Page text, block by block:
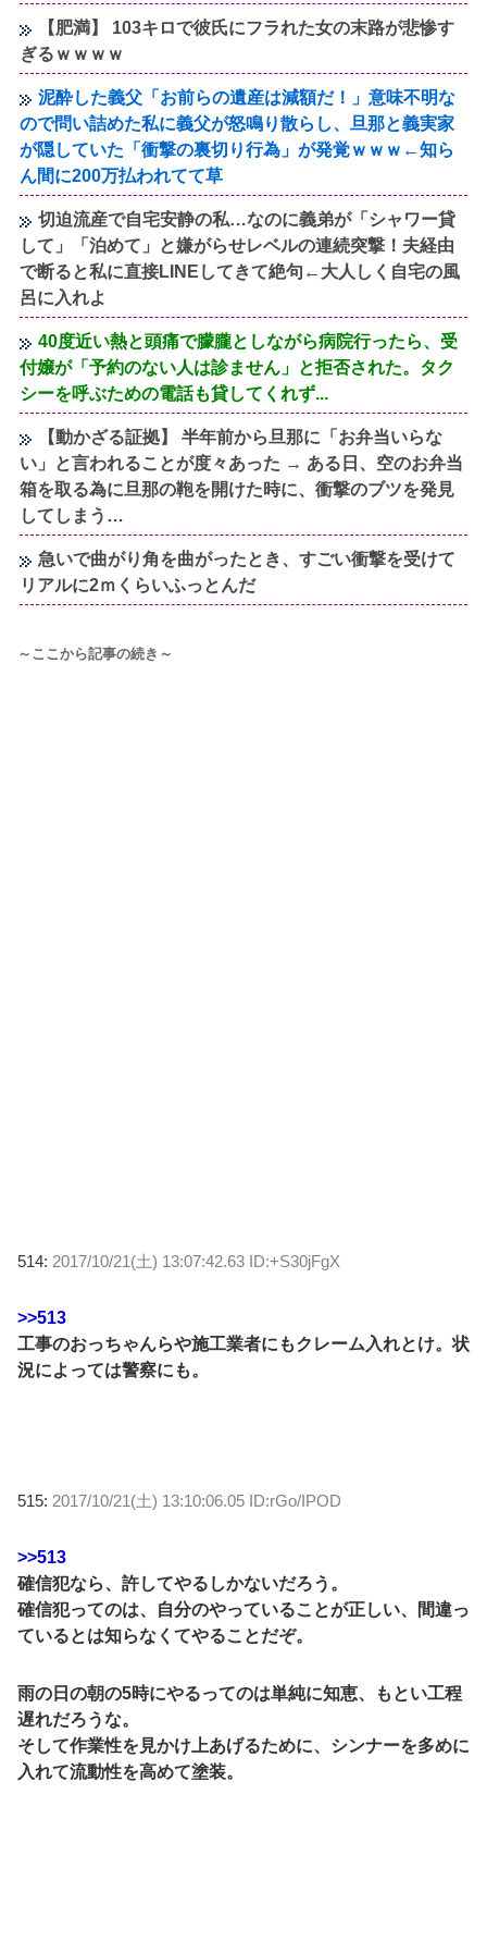
【肥満】 103キロで彼氏にフラれた女の末路が悲惨す
ぎるｗｗｗｗ
泥酔した義父「お前らの遺産は減額だ！」意味不明な
ので問い詰めた私に義父が怒鳴り散らし、旦那と義実家
が隠していた「衝撃の裏切り行為」が発覚ｗｗｗ←知ら
ん間に200万払われてて草
切迫流産で自宅安静の私…なのに義弟が「シャワー貸
して」「泊めて」と嫌がらせレベルの連続突撃！夫経由
で断ると私に直接LINEしてきて絶句←大人しく自宅の風
呂に入れよ
40度近い熱と頭痛で朦朧としながら病院行ったら、受
付嬢が「予約のない人は診ません」と拒否された。タク
シーを呼ぶための電話も貸してくれず...
【動かざる証拠】 半年前から旦那に「お弁当いらな
い」と言われることが度々あった → ある日、空のお弁当
箱を取る為に旦那の鞄を開けた時に、衝撃のブツを発見
してしまう…
急いで曲がり角を曲がったとき、すごい衝撃を受けて
リアルに2ｍくらいふっとんだ
～ここから記事の続き～
514: 2017/10/21(土) 13:07:42.63 ID:+S30jFgX
>>513
工事のおっちゃんらや施工業者にもクレーム入れとけ。状
況によっては警察にも。
515: 2017/10/21(土) 13:10:06.05 ID:rGo/IPOD
>>513
確信犯なら、許してやるしかないだろう。
確信犯ってのは、自分のやっていることが正しい、間違っ
ているとは知らなくてやることだぞ。
雨の日の朝の5時にやるってのは単純に知恵、もとい工程
遅れだろうな。
そして作業性を見かけ上あげるために、シンナーを多めに
入れて流動性を高めて塗装。